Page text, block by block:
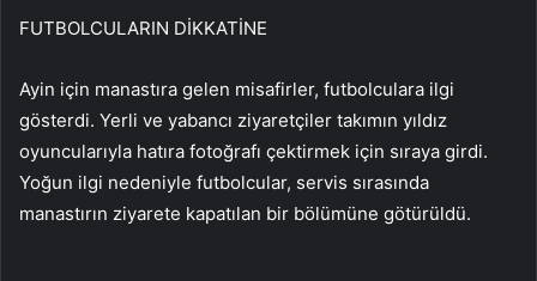
FUTBOLCULARIN DİKKATİNE
Ayin için manastıra gelen misafirler, futbolculara ilgi
gösterdi. Yerli ve yabancı ziyaretçiler takımın yıldız
oyuncularıyla hatıra fotoğrafı çektirmek için sıraya girdi.
Yoğun ilgi nedeniyle futbolcular, servis sırasında
manastırın ziyarete kapatılan bir bölümüne götürüldü.